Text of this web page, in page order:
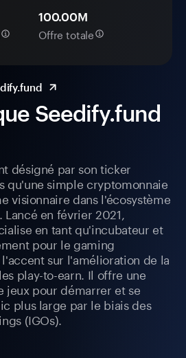
Seedify.fund
désigné par son ticker
qu'une simple cryptomonnaie
visionnaire dans l'écosystème
en février 2021,
en tant qu'incubateur et
pour le gaming
sur l'amélioration de la
play-to-earn. Il offre une
jeux pour démarrer et se
plus large par le biais des
(IGOs).
100.00M
Offre totale